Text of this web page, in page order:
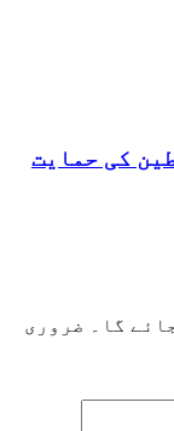
کی حمایت
گا۔
ضروری